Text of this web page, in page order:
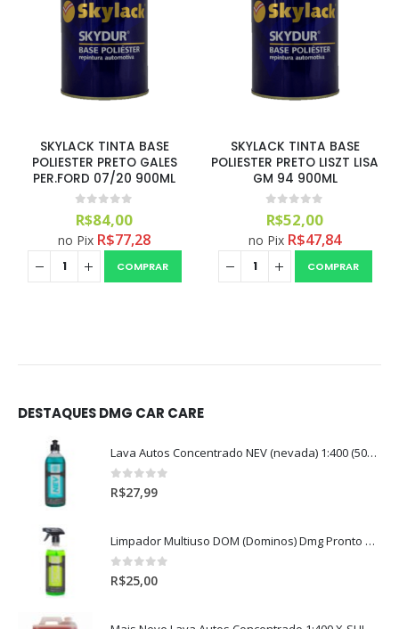
SKYLACK TINTA BASE
POLIESTER PRETO GALES
PER.FORD 07/20 900ML
0 out of 5
R$84,00
no Pix R$77,28
COMPRAR
SKYLACK TINTA BASE
POLIESTER PRETO LISZT LISA
GM 94 900ML
0 out of 5
R$52,00
no Pix R$47,84
COMPRAR
DESTAQUES DMG CAR CARE
Lava Autos Concentrado NEV (nevada) 1:400 (500ml)
0out of 5
R$27,99
Limpador Multiuso DOM (Dominos) Dmg Pronto P/Uso (500ml)
0out of 5
R$25,00